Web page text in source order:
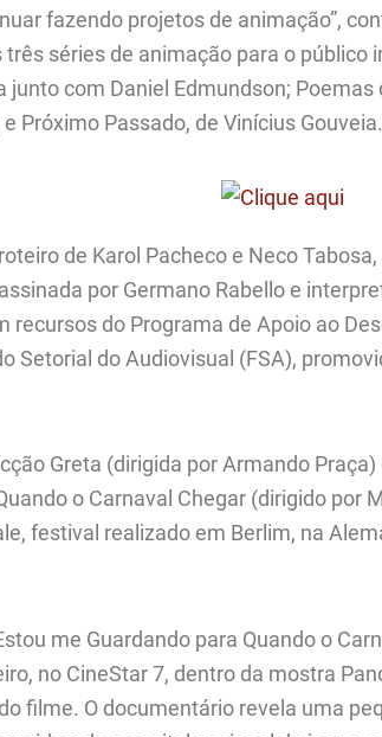
fazendo projetos de animação”,
séries de animação para o público
com Daniel Edmundson; Poemas
Próximo Passado, de Vinícius Gouveia.
de Karol Pacheco e Neco
por Germano Rabello e
recursos do Programa de Apoio ao
Setorial do Audiovisual (FSA),
Greta (dirigida por Armando
o Carnaval Chegar (dirigido por
festival realizado em Berlim, na
me Guardando para Quando o
no CineStar 7, dentro da mostra
filme. O documentário revela uma